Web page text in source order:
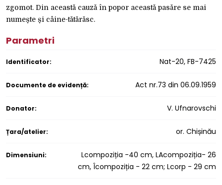
zgomot. Din această cauză în popor această pasăre se mai
numește și câine-tătărăsc.
Parametri
Identificator: Nat-20, FB-7425
Documente de evidență: Act nr.73 din 06.09.1959
Donator: V. Ufnarovschi
Țara/atelier: or. Chișinău
Dimensiuni:
Lcompoziția -40 cm, LAcompoziția- 26
cm, Îcompoziția - 22 cm; Lcorp - 29 cm